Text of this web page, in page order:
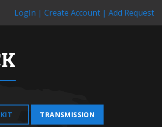
LogIn | Create Account | Add Request
TRANSMISSION